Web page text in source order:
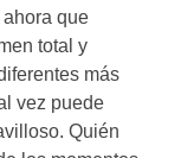
que
total y
más
vez puede
Quién